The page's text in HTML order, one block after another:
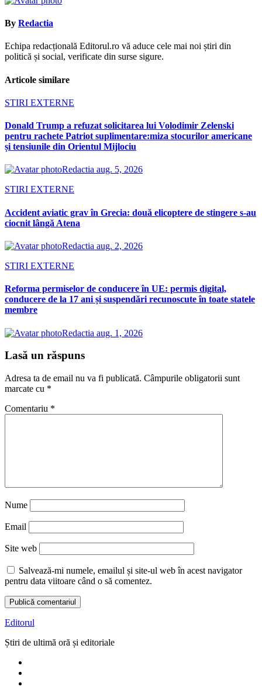
By Redactia
Echipa redacțională Editorul.ro vă aduce cele mai noi știri din
politică și social, verificate din surse sigure.
Articole similare
STIRI EXTERNE
Donald Trump a refuzat solicitarea lui Volodimir Zelenski
pentru rachete Patriot suplimentare:miza stocurilor americane
și tensiunile din Orientul Mijlociu
Redactia aug. 5, 2026
STIRI EXTERNE
Accident aviatic grav în Grecia: două elicoptere de stingere s-au
ciocnit lângă Atena
Redactia aug. 2, 2026
STIRI EXTERNE
Reforma permiselor de conducere în UE: permis digital,
conducere de la 17 ani și suspendări recunoscute în toate statele
membre
Redactia aug. 1, 2026
Lasă un răspuns
Adresa ta de email nu va fi publicată. Câmpurile obligatorii sunt
marcate cu *
Comentariu *
Nume
Email
Site web
Salvează-mi numele, emailul și site-ul web în acest navigator
pentru data viitoare când o să comentez.
Editorul
Știri de ultimă oră și editoriale